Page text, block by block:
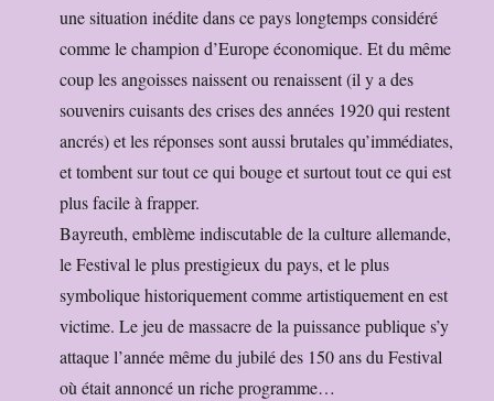
une situation inédite dans ce pays longtemps considéré
comme le champion d’Europe économique. Et du même
coup les angoisses naissent ou renaissent (il y a des
souvenirs cuisants des crises des années 1920 qui restent
ancrés) et les réponses sont aussi brutales qu’immédiates,
et tombent sur tout ce qui bouge et surtout tout ce qui est
plus facile à frapper.
Bayreuth, emblème indiscutable de la culture allemande,
le Festival le plus prestigieux du pays, et le plus
symbolique historiquement comme artistiquement en est
victime. Le jeu de massacre de la puissance publique s’y
attaque l’année même du jubilé des 150 ans du Festival
où était annoncé un riche programme…